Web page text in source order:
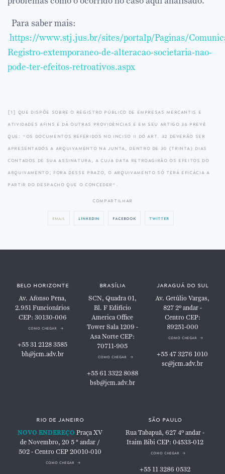
Para saber mais:
https://www.stj.jus.br/sites/portalp/Paginas/
Registro-extemporaneo-de-alteracao-societaria-nao-
pode-ter-efeitos-retroativos.aspx
[1] que dispõe sobre o registro público de empresas mercantis e
atividades afins e dá outras providências e em seu artigo 36 prevê
que: “os documentos referidos no inciso ii do art. 32 deverão ser
apresentados a arquivamento na junta, dentro de 30 (trinta) dias
contados de sua assinatura, a cuja data retroagirão os efeitos do
arquivamento; fora desse prazo, o arquivamento só terá eficácia a
partir do despacho que o conceder”.
compartilhar
email linkedin facebook twitter
belo horizonte
Av. Afonso Pena,
2.951Funcionários
CEP: 30130-006
como chegar
+55 31 2128 3585
bh@jcm.adv.br
brasília
SCN, Quadra 01,
Bl. FEdifício
America Office
TowerSala 1209 -
Asa NorteCEP:
70711-905
como chegar
+55 61 3322 8088
bsb@jcm.adv.br
jaraguá do sul
Av. Getúlio Vargas,
8272º andar -
Centro CEP:
89251-000
como chegar
+55 47 3276 1010
sc@jcm.adv.br
rio de janeiro
NOVO ENDEREÇO Praça XV
de Novembro, 20 5 ° andar /
502 - Centro CEP 20010-010
como chegar
são paulo
Rua Tabapuã, 6274º andar -
Itaim BibiCEP: 04533-012
como chegar
+55 11 3286 0532